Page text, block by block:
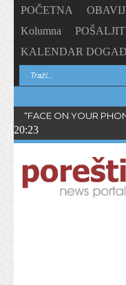
POČETNA
Kolumna
KALENDAR
“FACE ON YOUR
20:23